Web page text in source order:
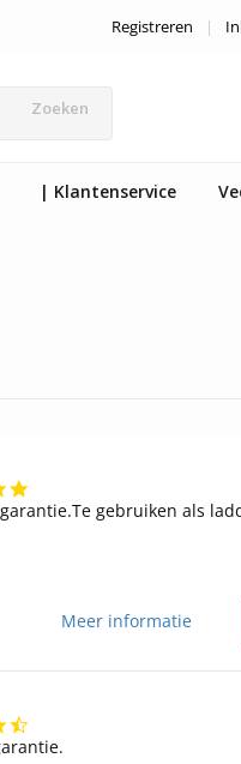
|
Registreren
Zoeken
| Klantenservice
star
gebruiken als
Meer informatie
star